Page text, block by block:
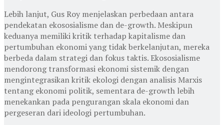
Lebih lanjut, Gus Roy menjelaskan perbedaan antara
pendekatan ekososialisme dan de-growth. Meskipun
keduanya memiliki kritik terhadap kapitalisme dan
pertumbuhan ekonomi yang tidak berkelanjutan, mereka
berbeda dalam strategi dan fokus taktis. Ekososialisme
mendorong transformasi ekonomi sistemik dengan
mengintegrasikan kritik ekologi dengan analisis Marxis
tentang ekonomi politik, sementara de-growth lebih
menekankan pada pengurangan skala ekonomi dan
pergeseran dari ideologi pertumbuhan.